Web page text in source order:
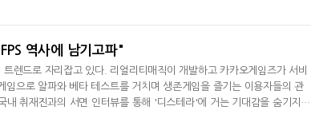
되며 일본에서의 인기를 이어가고 있다.일본을 시작으로 글로벌적으로
역사에 남기고파"
렌드로 자리잡고 있다. 리얼리티매직이 개발하고 카카오게임즈가 서비
임으로 알파와 베타 테스트를 거치며 생존게임을 즐기는 이용자들의 관
내 취재진과의 서면 인터뷰를 통해 '디스테라'에 거는 기대감을 숨기지